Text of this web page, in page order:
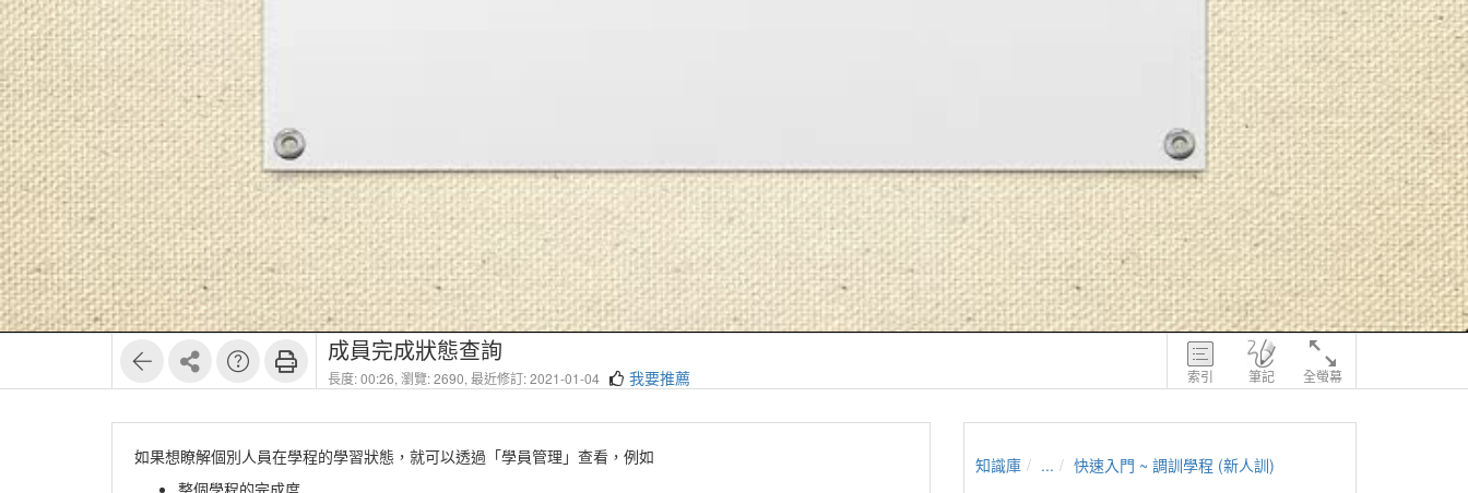
索引 筆記 全螢幕
成員完成狀態查詢
長度: 00:26, 瀏覽: 2690, 最近修訂: 2021-01-04 我要推薦
如果想瞭解個別人員在學程的學習狀態，就可以透過「學員管理」查看，例如
整個學程的完成度
知識庫 ... 快速入門 ~ 調訓學程 (新人訓)